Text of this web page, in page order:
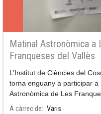
Matinal Astronòmica a
Franqueses del Vallès
L’Institut de Ciències del
torna enguany a participar a
Astronòmica de Les
amb el taller de
A càrrec de Varis